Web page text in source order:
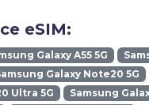
eSIM:
Galaxy A55 5G
Galaxy Note20 5G
Ultra 5G
Samsung